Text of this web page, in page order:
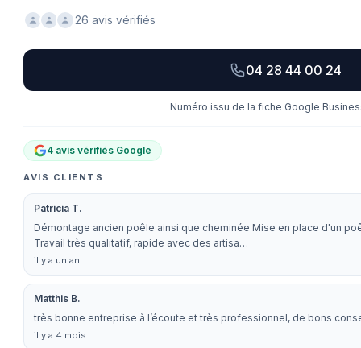
26 avis vérifiés
04 28 44 00 24
Numéro issu de la fiche Google
4 avis vérifiés Google
AVIS CLIENTS
Patricia T.
Démontage ancien poêle ainsi que cheminée Mise en place d'un
Travail très qualitatif, rapide avec des artisa…
il y a un an
Matthis B.
très bonne entreprise à l’écoute et très professionnel, de bons
il y a 4 mois